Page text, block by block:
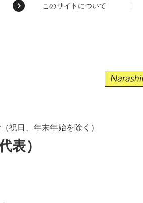
このサイトについて
祝日、年末年始を除く）
表）